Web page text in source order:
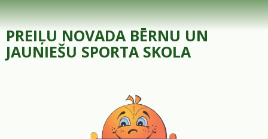
Skip
to
content
PREIĻU NOVADA BĒRNU UN
JAUNIEŠU SPORTA SKOLA